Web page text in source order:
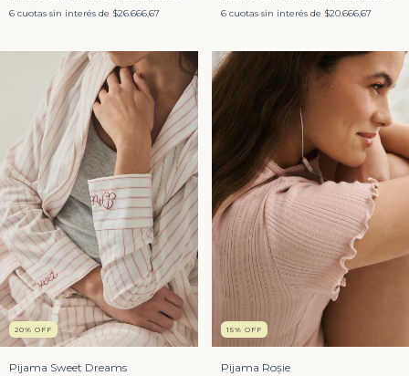
6 cuotas sin interés de $26.666,67
6 cuotas sin interés de $20.666,67
20% OFF
Pijama Sweet Dreams
15% OFF
Pijama Roșie